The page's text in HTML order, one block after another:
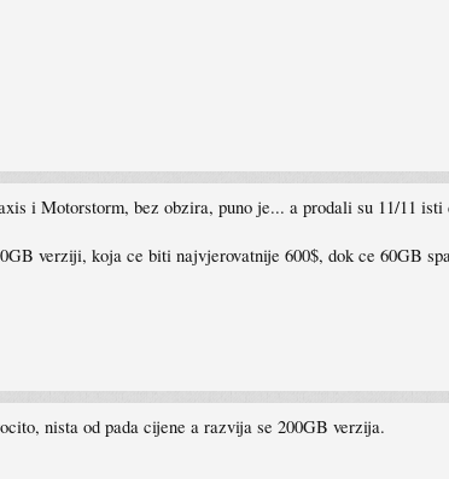
i Motorstorm, bez obzira, puno je... a prodali su 11/11
verziji, koja ce biti najvjerovatnije 600$, dok ce 60GB
nista od pada cijene a razvija se 200GB verzija.